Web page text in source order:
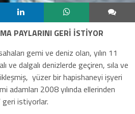
PAYLARINI GERİ İSTİYOR
gemi ve deniz olan, yılın 11
ve dalgalı denizlerde geçiren, sıla ve
yüzer bir hapishaneyi işyeri
adamları 2008 yılında ellerinden
geri istiyorlar.